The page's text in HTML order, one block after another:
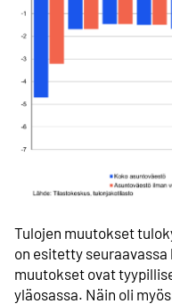
Tulojen muutokset
on esitetty
muutokset ovat
yläosassa. Näin oli